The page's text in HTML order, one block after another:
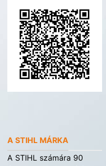
A STIHL MÁRKA
A STIHL számára 90